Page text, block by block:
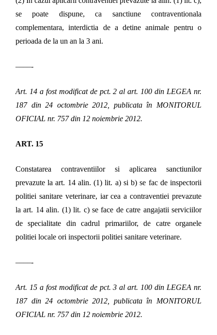
se poate dispune, ca sanctiune contraventionala
complementara, interdictia de a detine animale pentru o
perioada de la un an la 3 ani.
––––-
Art. 14 a fost modificat de pct. 2 al art. 100 din LEGEA nr.
187 din 24 octombrie 2012, publicata în MONITORUL
OFICIAL nr. 757 din 12 noiembrie 2012.
ART. 15
Constatarea contraventiilor si aplicarea sanctiunilor
prevazute la art. 14 alin. (1) lit. a) si b) se fac de inspectorii
politiei sanitare veterinare, iar cea a contraventiei prevazute
la art. 14 alin. (1) lit. c) se face de catre angajatii serviciilor
de specialitate din cadrul primariilor, de catre organele
politiei locale ori inspectorii politiei sanitare veterinare.
––––-
Art. 15 a fost modificat de pct. 3 al art. 100 din LEGEA nr.
187 din 24 octombrie 2012, publicata în MONITORUL
OFICIAL nr. 757 din 12 noiembrie 2012.